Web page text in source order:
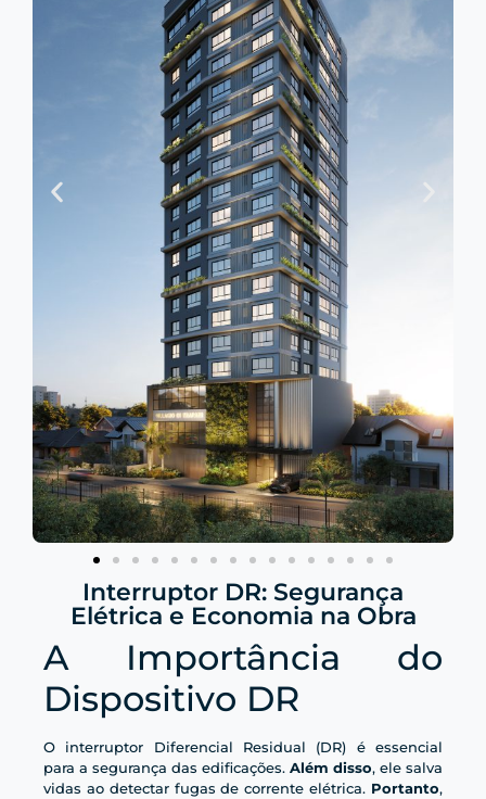
Interruptor DR: Segurança
Elétrica e Economia na Obra
A Importância do
Dispositivo DR
O interruptor Diferencial Residual (DR) é essencial
para a segurança das edificações. Além disso, ele salva
vidas ao detectar fugas de corrente elétrica. Portanto,